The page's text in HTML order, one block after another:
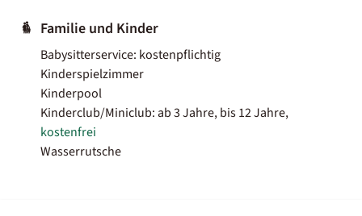
Familie und Kinder
Babysitterservice: kostenpflichtig
Kinderspielzimmer
Kinderpool
Kinderclub/Miniclub: ab 3 Jahre, bis 12 Jahre,
kostenfrei
Wasserrutsche